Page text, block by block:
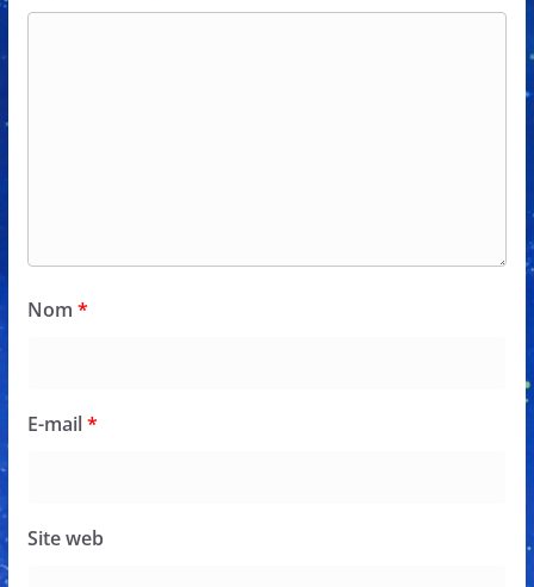
Nom *
E-mail*
Site web